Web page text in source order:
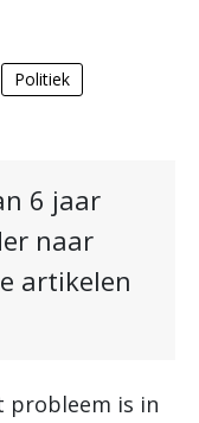
Politiek
6 jaar
naar
artikelen
probleem is in